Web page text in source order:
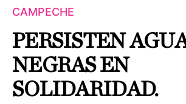
CAMPECHE
PERSISTEN
NEGRAS EN
SOLIDARIDAD.